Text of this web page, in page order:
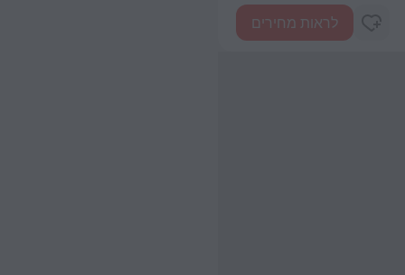
לראות מחירים